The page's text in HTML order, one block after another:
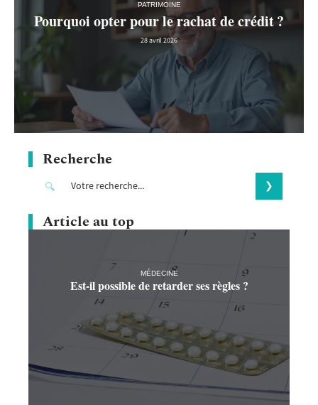
PATRIMOINE
Pourquoi opter pour le rachat de crédit ?
28 avril 2026
Recherche
Article au top
MÉDECINE
Est-il possible de retarder ses règles ?